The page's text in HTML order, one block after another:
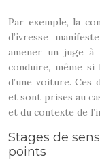
Par exemple, la
d’ivresse
amener un juge à
conduire, même si
d’une voiture.
et sont prises au
et du contexte de
Stages de
points